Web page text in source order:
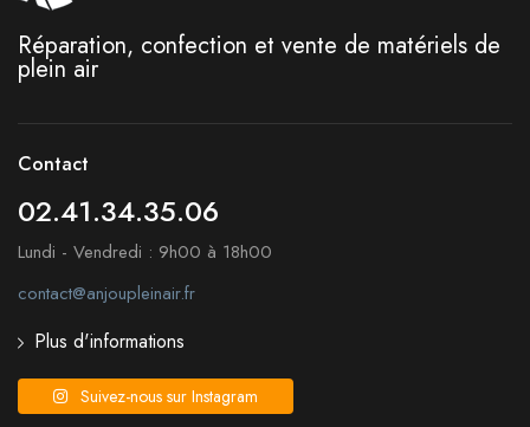
Réparation, confection et vente de matériels de
plein air
Contact
02.41.34.35.06
Lundi - Vendredi : 9h00 à 18h00
contact@anjoupleinair.fr
Plus d'informations
Suivez-nous sur Instagram